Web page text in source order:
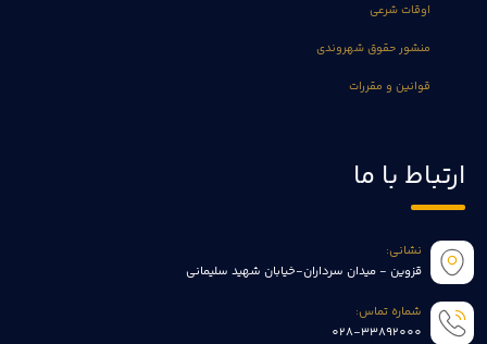
اوقات شرعی
منشور حقوق شهروندی
قوانین و مقررات
ارتباط با ما
نشانی:
قزوین - میدان سرداران-خیابان شهید سلیمانی
شماره تماس:
028-33892000